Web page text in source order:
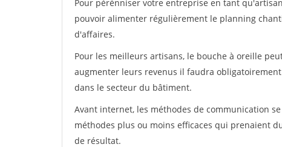
Pour pérénniser votre entreprise en tant
pouvoir alimenter régulièrement le planning
d'affaires.
Pour les meilleurs artisans, le bouche à oreille
augmenter leurs revenus il faudra
dans le secteur du bâtiment.
Avant internet, les méthodes de communication
méthodes plus ou moins efficaces qui prenaient
de résultat.